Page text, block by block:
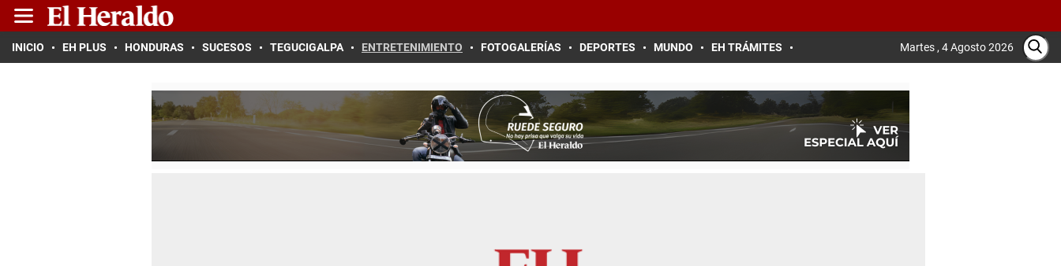
INICIO EH PLUS HONDURAS SUCESOS TEGUCIGALPA ENTRETENIMIENTO FOTOGALERÍAS DEPORTES MUNDO EH TRÁMITES Martes , 4 Agosto 2026